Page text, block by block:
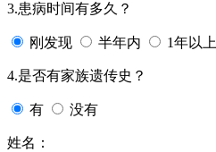
3.患病时间有多久？
刚发现 半年内 1年以上
4.是否有家族遗传史？
有 没有
姓名：